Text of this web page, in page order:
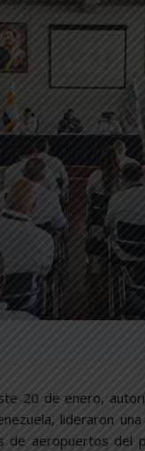
20 de enero,
lideraron
de aeropuertos del